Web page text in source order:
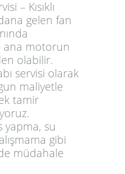
– Kısıklı
gelen fan
ana motorun
olabilir.
servisi olarak
maliyetle
tamir
yapma, su
gibi
müdahale